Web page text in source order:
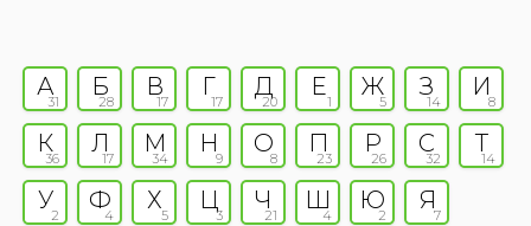
А
31
Б
28
В
17
Г
17
Д
20
Е
1
Ж
5
З
14
И
8
К
36
Л
17
М
34
Н
9
О
8
П
23
Р
26
С
32
Т
14
У
2
Ф
4
Х
5
Ц
3
Ч
21
Ш
4
Ю
2
Я
7